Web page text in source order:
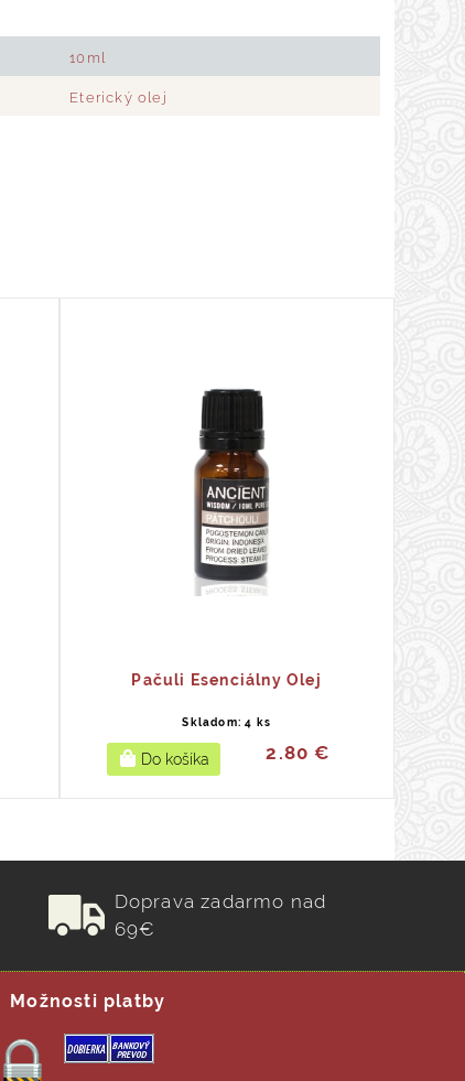
10ml
Eterický olej
Pačuli Esenciálny Olej
Skladom: 4 ks
2.80 €
Doprava zadarmo nad
69€
Možnosti platby